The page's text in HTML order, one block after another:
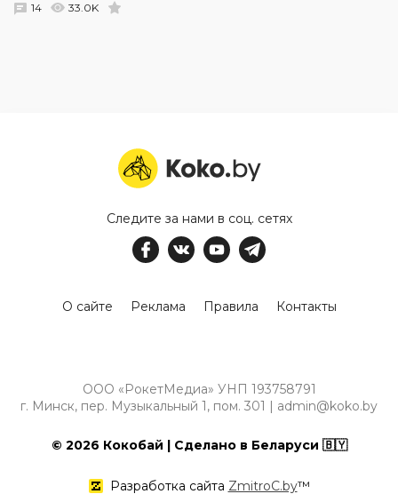
14 33.0K
Следите за нами в соц. сетях
О сайте Реклама Правила Контакты
ООО «РокетМедиа» УНП 193758791
г. Минск, пер. Музыкальный 1, пом. 301 | admin@koko.by
© 2026 Кокобай | Сделано в Беларуси 🇧🇾
Разработка сайта ZmitroC.by™